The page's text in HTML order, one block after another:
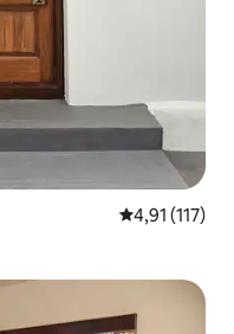
Średnia
4,91 (117)